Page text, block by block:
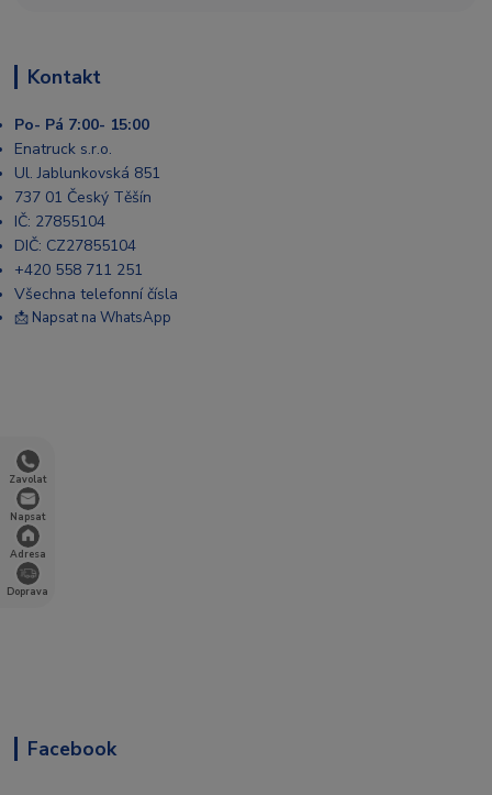
Zavolat
Napsat
Adresa
Doprava
Kontakt
Po- Pá 7:00- 15:00
Enatruck s.r.o.
Ul. Jablunkovská 851
737 01 Český Těšín
IČ: 27855104
DIČ: CZ27855104
+420 558 711 251
Všechna telefonní čísla
📩 Napsat na WhatsApp
Facebook